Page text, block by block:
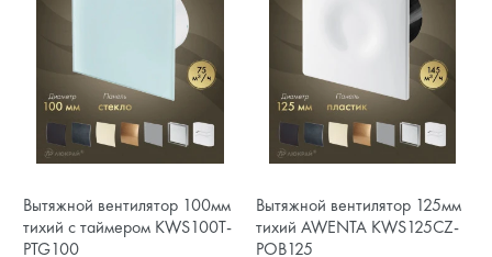
Вытяжной вентилятор 100мм
тихий с таймером KWS100T-
PTG100
Вытяжной вентилятор 125мм
тихий AWENTA KWS125CZ-
POB125